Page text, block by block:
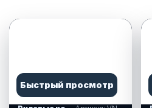
Быстрый просмотр